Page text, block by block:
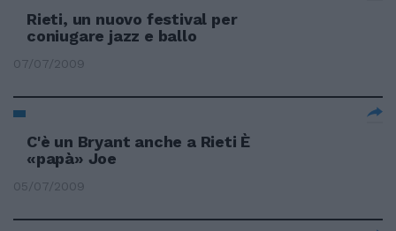
Rieti, un nuovo festival per
coniugare jazz e ballo
07/07/2009
C'è un Bryant anche a Rieti È
«papà» Joe
05/07/2009